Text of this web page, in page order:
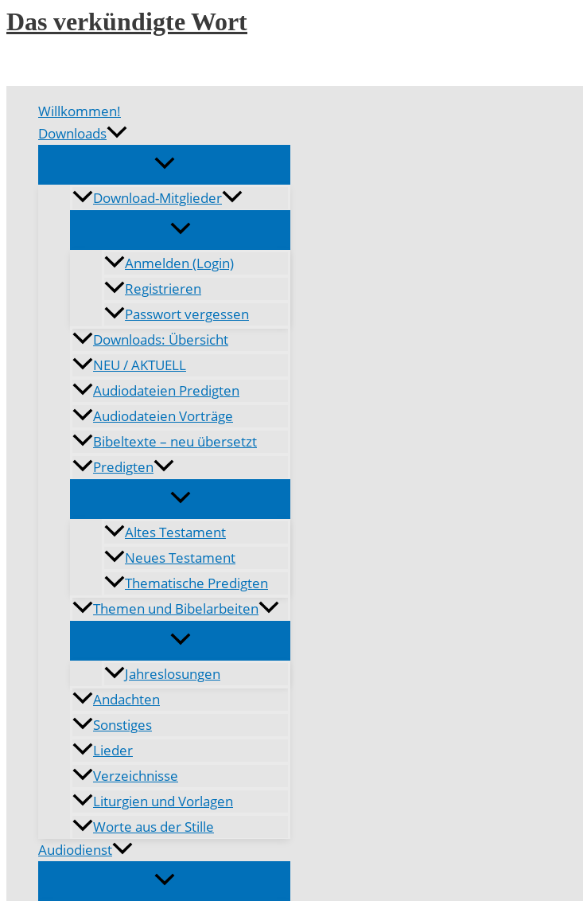
Zum
Inhalt
Das verkündigte Wort
Willkommen!
Downloads
Download-Mitglieder
Anmelden (Login)
Registrieren
Passwort vergessen
Downloads: Übersicht
NEU / AKTUELL
Audiodateien Predigten
Audiodateien Vorträge
Bibeltexte – neu übersetzt
Predigten
Altes Testament
Neues Testament
Thematische Predigten
Themen und Bibelarbeiten
Jahreslosungen
Andachten
Sonstiges
Lieder
Verzeichnisse
Liturgien und Vorlagen
Worte aus der Stille
Audiodienst